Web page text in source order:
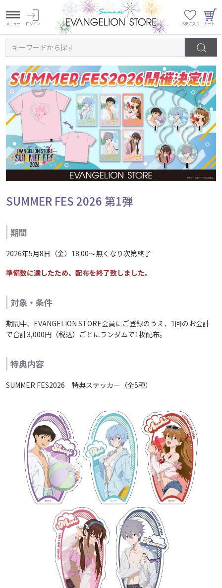
キーワードから探す
SUMMER FES 2026 第1弾
期間
2026年5月8日（金）18:00～無くなり次第終了
準備数に達したため、配布を終了致しました。
対象・条件
期間中、EVANGELION STORE会員にご登録のうえ、1回のお会計
で合計3,000円（税込）ごとにランダムで1枚配布。
特典内容
SUMMER FES2026 特典ステッカー（全5種）